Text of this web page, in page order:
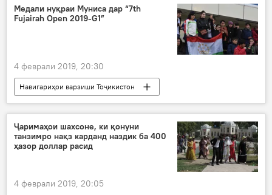
шикоят
Суғд
Медали нуқраи Муниса дар “7th
Fujairah Open 2019-G1”
4 феврали 2019, 20:30
Навигариҳои варзиши Тоҷикистон
Ҷаримаҳои шахсоне, ки қонуни
танзимро нақз карданд наздик ба 400
ҳазор доллар расид
4 феврали 2019, 20:05